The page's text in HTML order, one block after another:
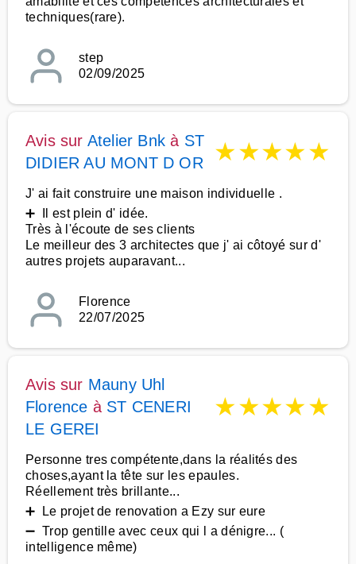
techniques(rare).
step
02/09/2025
Avis sur Atelier Bnk à ST
DIDIER AU MONT D OR
★★★★★
J' ai fait construire une maison individuelle .
➕ Il est plein d' idée.
Très à l'écoute de ses clients
Le meilleur des 3 architectes que j' ai côtoyé sur d'
autres projets auparavant...
Florence
22/07/2025
Avis sur Mauny Uhl
Florence à ST CENERI
LE GEREI
★★★★★
Personne tres compétente,dans la réalités des
choses,ayant la tête sur les epaules.
Réellement très brillante...
➕ Le projet de renovation a Ezy sur eure
➖ Trop gentille avec ceux qui l a dénigre... (
intelligence même)